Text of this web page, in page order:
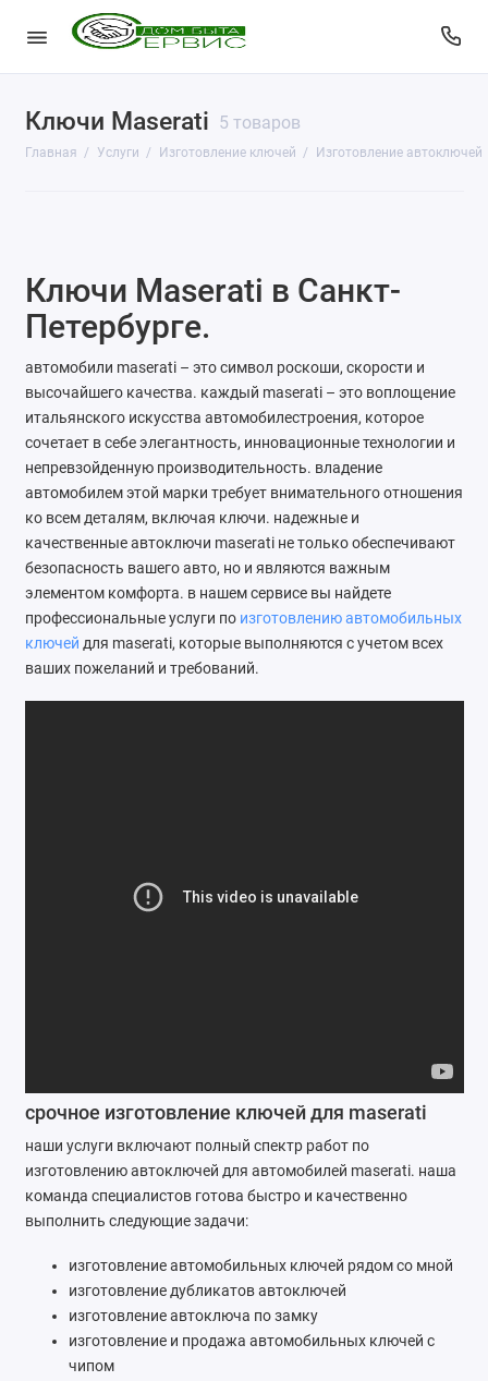
Ключи Maserati 5 товаров
Главная Услуги Изготовление ключей Изготовление автоключей
КопиЦентр
Заправка картриджей
Изготовление ключей
Пульты для ворот и шлагбаумов
Ремонт чемоданов
Ателье
Ремонт сумок
Ремонт брелков автосигнализации
Макеты для печати на кружках
Показать все
Ключи Maserati в Санкт-
Петербурге.
автомобили maserati – это символ роскоши, скорости и
высочайшего качества. каждый maserati – это воплощение
итальянского искусства автомобилестроения, которое
сочетает в себе элегантность, инновационные технологии и
непревзойденную производительность. владение
автомобилем этой марки требует внимательного отношения
ко всем деталям, включая ключи. надежные и
качественные автоключи maserati не только обеспечивают
безопасность вашего авто, но и являются важным
элементом комфорта. в нашем сервисе вы найдете
профессиональные услуги по изготовлению автомобильных
ключей для maserati, которые выполняются с учетом всех
ваших пожеланий и требований.
срочное изготовление ключей для maserati
наши услуги включают полный спектр работ по
изготовлению автоключей для автомобилей maserati. наша
команда специалистов готова быстро и качественно
выполнить следующие задачи:
изготовление автомобильных ключей рядом со мной
изготовление дубликатов автоключей
изготовление автоключа по замку
изготовление и продажа автомобильных ключей с
чипом